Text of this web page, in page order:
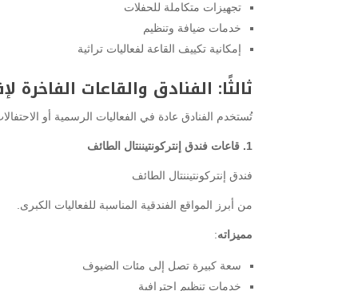
تجهيزات متكاملة للحفلات
خدمات ضيافة وتنظيم
إمكانية تكييف القاعة لفعاليات تراثية
ثالثًا: الفنادق والقاعات الفاخرة
تُستخدم الفنادق عادة في الفعاليات الرسمية أو
1. قاعات فندق إنتركونتيننتال الطائف
فندق إنتركونتيننتال الطائف
من أبرز المواقع الفندقية المناسبة للفعاليات الكبرى.
مميزاته:
سعة كبيرة تصل إلى مئات الضيوف
خدمات تنظيم احترافية